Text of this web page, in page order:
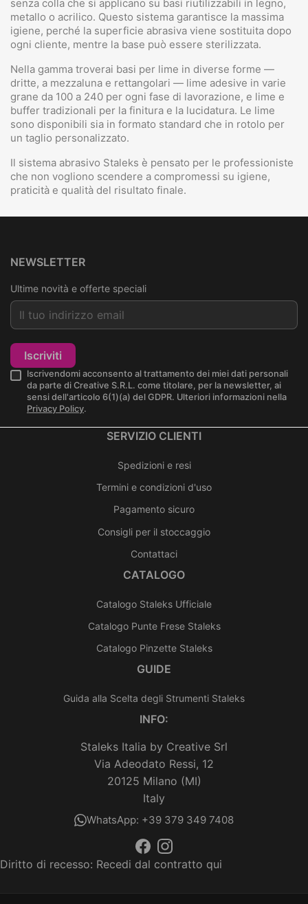
senza colla che si applicano su basi riutilizzabili in legno,
metallo o acrilico. Questo sistema garantisce la massima
igiene, perché la superficie abrasiva viene sostituita dopo
ogni cliente, mentre la base può essere sterilizzata.
Nella gamma troverai basi per lime in diverse forme —
dritte, a mezzaluna e rettangolari — lime adesive in varie
grane da 100 a 240 per ogni fase di lavorazione, e lime e
buffer tradizionali per la finitura e la lucidatura. Le lime
sono disponibili sia in formato standard che in rotolo per
un taglio personalizzato.
Il sistema abrasivo Staleks è pensato per le professioniste
che non vogliono scendere a compromessi su igiene,
praticità e qualità del risultato finale.
NEWSLETTER
Ultime novità e offerte speciali
Iscriviti
Iscrivendomi acconsento al trattamento dei miei dati personali
da parte di Creative S.R.L. come titolare, per la newsletter, ai
sensi dell'articolo 6(1)(a) del GDPR. Ulteriori informazioni nella
Privacy Policy.
SERVIZIO CLIENTI
Spedizioni e resi
Termini e condizioni d'uso
Pagamento sicuro
Consigli per il stoccaggio
Contattaci
CATALOGO
Catalogo Staleks Ufficiale
Catalogo Punte Frese Staleks
Catalogo Pinzette Staleks
GUIDE
Guida alla Scelta degli Strumenti Staleks
INFO:
Staleks Italia by Creative Srl
Via Adeodato Ressi, 12
20125 Milano (MI)
Italy
WhatsApp: +39 379 349 7408
Diritto di recesso: Recedi dal contratto qui